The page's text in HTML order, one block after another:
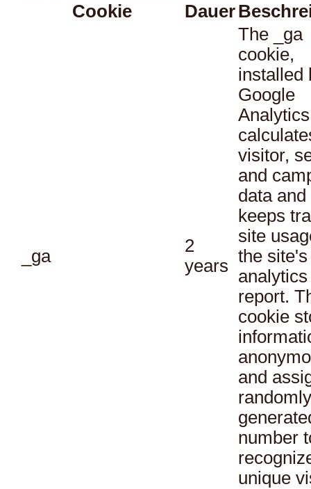
Cookie
Dauer
_ga
2
years
The _ga
cookie,
installed
Google
visitor,
and
data and
keeps
site
the site's
analytics
report.
cookie
and
randomly
number
unique